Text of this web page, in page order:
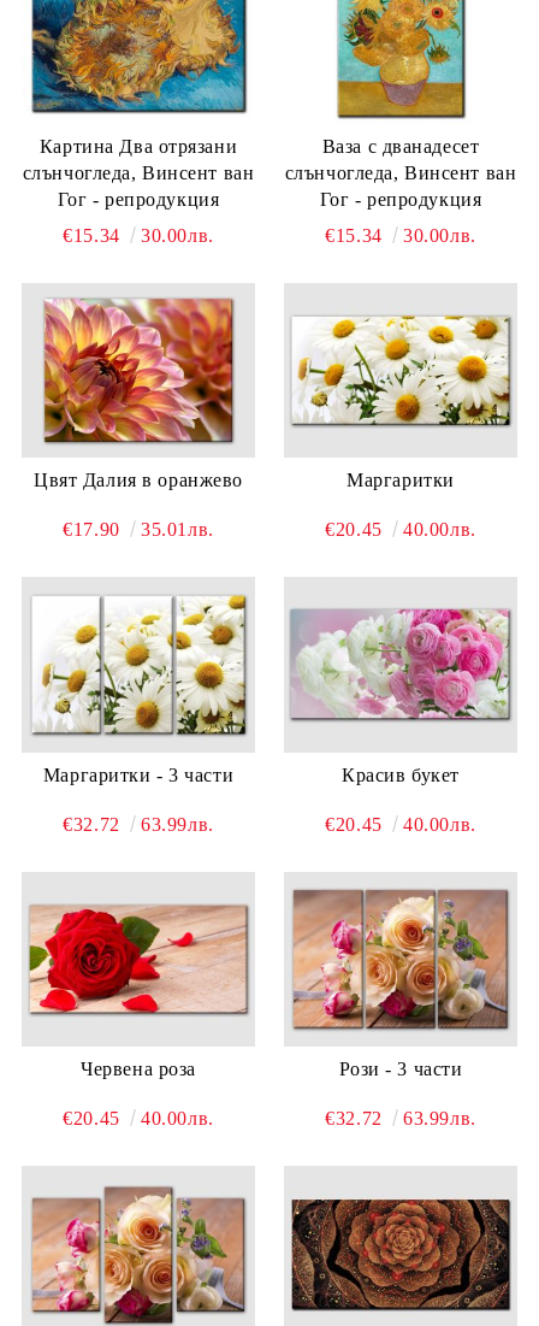
Картина Два отрязани
слънчогледа, Винсент ван
Гог - репродукция
€15.34
30.00лв.
Ваза с дванадесет
слънчогледа, Винсент ван
Гог - репродукция
€15.34
30.00лв.
Цвят Далия в оранжево
€17.90 35.01лв.
Маргаритки
€20.45 40.00лв.
Маргаритки - 3 части
€32.72 63.99лв.
Красив букет
€20.45 40.00лв.
Червена роза
€20.45 40.00лв.
Рози - 3 части
€32.72 63.99лв.